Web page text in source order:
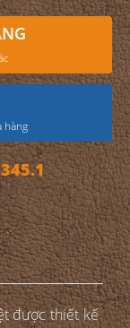
hàng
được thiết kế